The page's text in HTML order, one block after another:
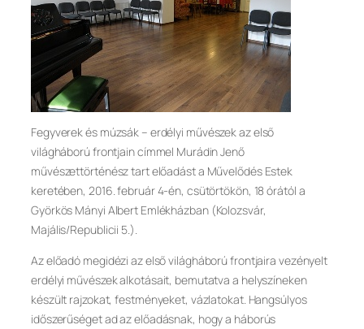
Fegyverek és múzsák – erdélyi művészek az első
világháború frontjain címmel Murádin Jenő
művészettörténész tart előadást a Művelődés Estek
keretében, 2016. február 4-én, csütörtökön, 18 órától a
Györkös Mányi Albert Emlékházban (Kolozsvár,
Majális/Republicii 5.).
Az előadó megidézi az első világháború frontjaira vezényelt
erdélyi művészek alkotásait, bemutatva a helyszíneken
készült rajzokat, festményeket, vázlatokat. Hangsúlyos
időszerűséget ad az előadásnak, hogy a háborús